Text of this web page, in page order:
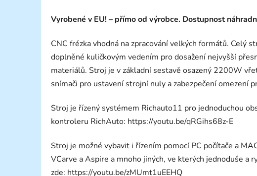
Vyrobené v EU! – přímo od výrobce. Dostupnost
CNC frézka vhodná na zpracování velkých formátů. Celý
doplněné kuličkovým vedením pro dosažení nejvyšší
materiálů. Stroj je v základní sestavě osazený 2200W
snímači pro ustavení strojní nuly a zabezpečení omezení
Stroj je řízený systémem Richauto11 pro jednoduchou
kontroleru RichAuto: https://youtu.be/qRGihs68z-E
Stroj je možné vybavit i řízením pomocí PC počítače a
VCarve a Aspire a mnoho jiných, ve kterých jednoduše a
zde: https://youtu.be/zMUmt1uEEHQ